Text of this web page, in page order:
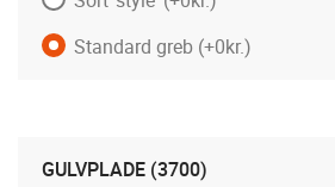
Standard greb (+0kr.)
GULVPLADE (3700)